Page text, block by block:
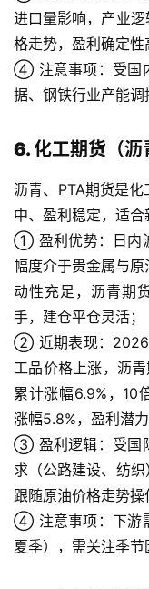
行
情
原
油
播
国
内
期
货
国
际
期
货
投
资
入
门
进口量影响，产业
格走势，盈利确定性
④ 注意事项：受国
据、钢铁行业产能调
6. 化工期货（沥
沥青、PTA期货是
中、盈利稳定，适合
① 盈利优势：日内
幅度介于贵金属与
动性充足，沥青期
手，建仓平仓灵活；
② 近期表现：2026
工品价格上涨，沥
累计涨幅6.9%，10
涨幅5.8%，盈利潜力
③ 盈利逻辑：受国
求（公路建设、纺
跟随原油价格走势操
④ 注意事项：下游
夏季），需关注季节